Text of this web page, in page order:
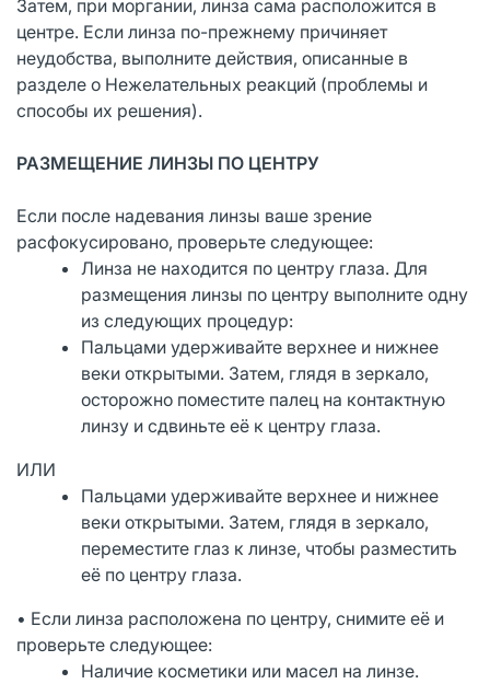
Затем, при моргании, линза сама расположится в
центре. Если линза по-прежнему причиняет
неудобства, выполните действия, описанные в
разделе о Нежелательных реакций (проблемы и
способы их решения).
РАЗМЕЩЕНИЕ ЛИНЗЫ ПО ЦЕНТРУ
Если после надевания линзы ваше зрение
расфокусировано, проверьте следующее:
Линза не находится по центру глаза. Для
размещения линзы по центру выполните одну
из следующих процедур:
Пальцами удерживайте верхнее и нижнее
веки открытыми. Затем, глядя в зеркало,
осторожно поместите палец на контактную
линзу и сдвиньте её к центру глаза.
ИЛИ
Пальцами удерживайте верхнее и нижнее
веки открытыми. Затем, глядя в зеркало,
переместите глаз к линзе, чтобы разместить
её по центру глаза.
• Если линза расположена по центру, снимите её и
проверьте следующее:
Наличие косметики или масел на линзе.